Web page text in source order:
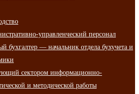
управленческий персонал
бухгалтер — начальник отдела бухучета и
сектором информационно-
и методической работы